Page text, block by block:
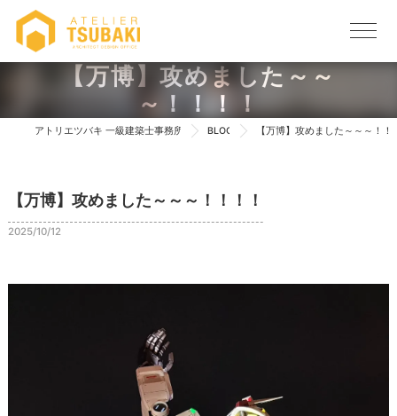
【万博】攻めました～～
～！！！！
アトリエツバキ 一級建築士事務所 TOP BLOG 【万博】攻めました～～～！！
【万博】攻めました～～～！！！！
2025/10/12